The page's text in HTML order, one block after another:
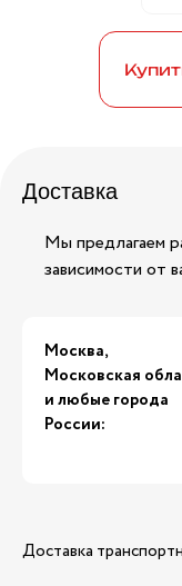
Герметик
Доставка
Мы предлагаем
зависимости от
Москва,
Московская
и любые города
России:
Доставка